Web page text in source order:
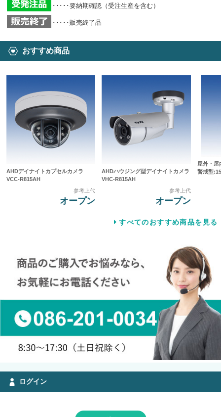
･････要納期確認（受注生産を含む）
･････販売終了品
おすすめ商品
AHDデイナイトカプセルカメラ
VCC-R815AH
参考上代
オープン
AHDハウジング型デイナイトカメラ
VHC-R815AH
参考上代
オープン
屋外・屋
警戒型
すべてのおすすめ商品を見る
ログイン